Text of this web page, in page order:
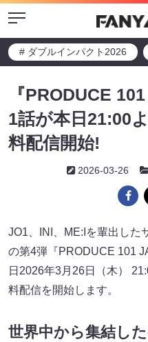
Menu
# ダブルインパクト2026
『PRODUCE
1話が本日21:00
料配信開始!
2026-03-26
JO1、INI、ME:Iを輩出した
の第4弾『PRODUCE 101
日2026年3月26日（木）
料配信を開始します。
世界中から集結し